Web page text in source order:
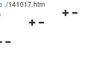
./141017.htm
Navigationsmenü